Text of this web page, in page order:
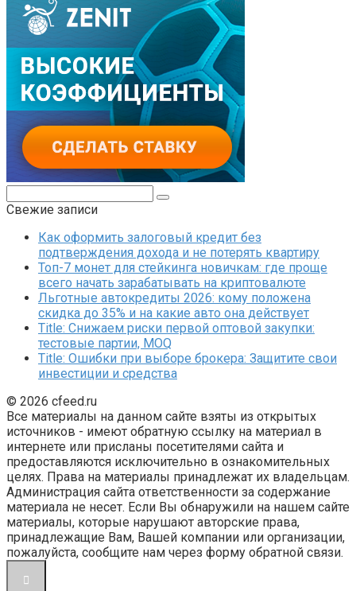
Свежие записи
Как оформить залоговый кредит без
подтверждения дохода и не потерять квартиру
Топ-7 монет для стейкинга новичкам: где проще
всего начать зарабатывать на криптовалюте
Льготные автокредиты 2026: кому положена
скидка до 35% и на какие авто она действует
Title: Снижаем риски первой оптовой закупки:
тестовые партии, MOQ
Title: Ошибки при выборе брокера: Защитите свои
инвестиции и средства
© 2026 cfeed.ru
Все материалы на данном сайте взяты из открытых
источников - имеют обратную ссылку на материал в
интернете или присланы посетителями сайта и
предоставляются исключительно в ознакомительных
целях. Права на материалы принадлежат их владельцам.
Администрация сайта ответственности за содержание
материала не несет. Если Вы обнаружили на нашем сайте
материалы, которые нарушают авторские права,
принадлежащие Вам, Вашей компании или организации,
пожалуйста, сообщите нам через форму обратной связи.